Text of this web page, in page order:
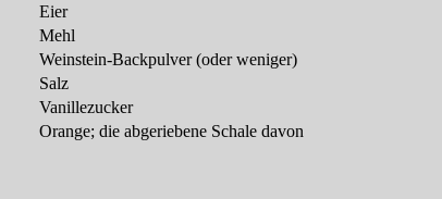
Eier
Mehl
Weinstein-Backpulver (oder weniger)
Salz
Vanillezucker
Orange; die abgeriebene Schale davon